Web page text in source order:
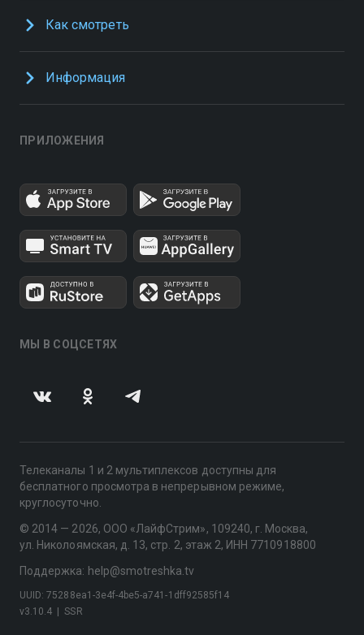
Как смотреть
Информация
ПРИЛОЖЕНИЯ
МЫ В СОЦСЕТЯХ
Телеканалы 1 и 2 мультиплексов доступны для
бесплатного просмотра в непрерывном режиме,
круглосуточно.
© 2014 — 2026, ООО «ЛайфСтрим», 109240, г. Москва,
ул. Николоямская, д. 13, стр. 2, этаж 2, ИНН 7710918800
Поддержка: help@smotreshka.tv
v3.10.4 SSR
UUID: 75288ea1-3e4f-4be5-a741-1dff92585f14